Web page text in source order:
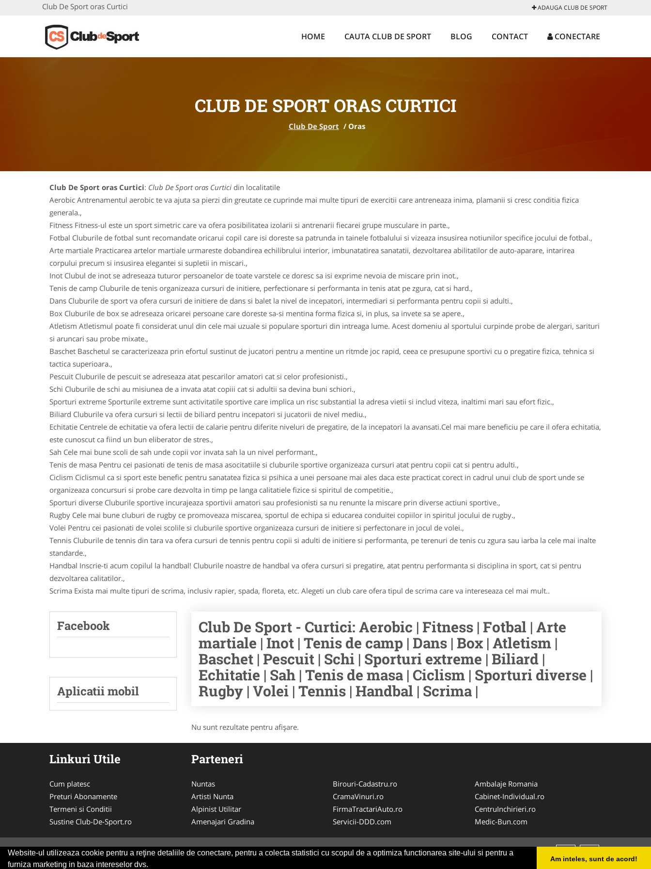
Website-ul utilizeaza cookie pentru a reţine detaliile de conectare, pentru a colecta statistici cu scopul de a optimiza functionarea site-ului si pentru a
furniza marketing in baza intereselor dvs.
Am inteles, sunt de acord!
Club De Sport oras Curtici ADAUGA CLUB DE SPORT
HOME CAUTA CLUB DE SPORT BLOG CONTACT CONECTARE
CLUB DE SPORT ORAS CURTICI
Club De Sport / Oras
Club De Sport oras Curtici: Club De Sport oras Curtici din localitatile
Aerobic Antrenamentul aerobic te va ajuta sa pierzi din greutate ce cuprinde mai multe tipuri de exercitii care antreneaza inima, plamanii si cresc conditia fizica
generala.,
Fitness Fitness-ul este un sport simetric care va ofera posibilitatea izolarii si antrenarii fiecarei grupe musculare in parte.,
Fotbal Cluburile de fotbal sunt recomandate oricarui copil care isi doreste sa patrunda in tainele fotbalului si vizeaza insusirea notiunilor specifice jocului de fotbal.,
Arte martiale Practicarea artelor martiale urmareste dobandirea echilibrului interior, imbunatatirea sanatatii, dezvoltarea abilitatilor de auto-aparare, intarirea
corpului precum si insusirea elegantei si supletii in miscari.,
Inot Clubul de inot se adreseaza tuturor persoanelor de toate varstele ce doresc sa isi exprime nevoia de miscare prin inot.,
Tenis de camp Cluburile de tenis organizeaza cursuri de initiere, perfectionare si performanta in tenis atat pe zgura, cat si hard.,
Dans Cluburile de sport va ofera cursuri de initiere de dans si balet la nivel de incepatori, intermediari si performanta pentru copii si adulti.,
Box Cluburile de box se adreseaza oricarei persoane care doreste sa-si mentina forma fizica si, in plus, sa invete sa se apere.,
Atletism Atletismul poate fi considerat unul din cele mai uzuale si populare sporturi din intreaga lume. Acest domeniu al sportului curpinde probe de alergari, sarituri
si aruncari sau probe mixate.,
Baschet Baschetul se caracterizeaza prin efortul sustinut de jucatori pentru a mentine un ritmde joc rapid, ceea ce presupune sportivi cu o pregatire fizica, tehnica si
tactica superioara.,
Pescuit Cluburile de pescuit se adreseaza atat pescarilor amatori cat si celor profesionisti.,
Schi Cluburile de schi au misiunea de a invata atat copiii cat si adultii sa devina buni schiori.,
Sporturi extreme Sporturile extreme sunt activitatile sportive care implica un risc substantial la adresa vietii si includ viteza, inaltimi mari sau efort fizic.,
Biliard Cluburile va ofera cursuri si lectii de biliard pentru incepatori si jucatorii de nivel mediu.,
Echitatie Centrele de echitatie va ofera lectii de calarie pentru diferite niveluri de pregatire, de la incepatori la avansati.Cel mai mare beneficiu pe care il ofera echitatia,
este cunoscut ca fiind un bun eliberator de stres.,
Sah Cele mai bune scoli de sah unde copii vor invata sah la un nivel performant.,
Tenis de masa Pentru cei pasionati de tenis de masa asocitatiile si cluburile sportive organizeaza cursuri atat pentru copii cat si pentru adulti.,
Ciclism Ciclismul ca si sport este benefic pentru sanatatea fizica si psihica a unei persoane mai ales daca este practicat corect in cadrul unui club de sport unde se
organizeaza concursuri si probe care dezvolta in timp pe langa calitatiele fizice si spiritul de competitie.,
Sporturi diverse Cluburile sportive incurajeaza sportivii amatori sau profesionisti sa nu renunte la miscare prin diverse actiuni sportive.,
Rugby Cele mai bune cluburi de rugby ce promoveaza miscarea, sportul de echipa si educarea conduitei copiilor in spiritul jocului de rugby.,
Volei Pentru cei pasionati de volei scolile si cluburile sportive organizeaza cursuri de initiere si perfectonare in jocul de volei.,
Tennis Cluburile de tennis din tara va ofera cursuri de tennis pentru copii si adulti de initiere si performanta, pe terenuri de tenis cu zgura sau iarba la cele mai inalte
standarde.,
Handbal Inscrie-ti acum copilul la handbal! Cluburile noastre de handbal va ofera cursuri si pregatire, atat pentru performanta si disciplina in sport, cat si pentru
dezvoltarea calitatilor.,
Scrima Exista mai multe tipuri de scrima, inclusiv rapier, spada, floreta, etc. Alegeti un club care ofera tipul de scrima care va intereseaza cel mai mult..
Facebook
Aplicatii mobil
Club De Sport - Curtici: Aerobic | Fitness | Fotbal | Arte
martiale | Inot | Tenis de camp | Dans | Box | Atletism |
Baschet | Pescuit | Schi | Sporturi extreme | Biliard |
Echitatie | Sah | Tenis de masa | Ciclism | Sporturi diverse |
Rugby | Volei | Tennis | Handbal | Scrima |
Nu sunt rezultate pentru afişare.
Linkuri Utile
Cum platesc
Preturi Abonamente
Termeni si Conditii
Sustine Club-De-Sport.ro
Parteneri
Nuntas
Artisti Nunta
Alpinist Utilitar
Amenajari Gradina
Birouri-Cadastru.ro
CramaVinuri.ro
FirmaTractariAuto.ro
Servicii-DDD.com
Ambalaje Romania
Cabinet-Individual.ro
CentruInchirieri.ro
Medic-Bun.com
© 2014-2026ANPC SOL